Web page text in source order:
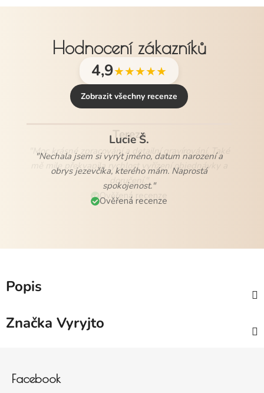
Hodnocení zákazníků
4,9★★★★★
Zobrazit všechny recenze
Lucie Š.
"Nechala jsem si vyrýt jméno, datum narození a
obrys jezevčíka, kterého mám. Naprostá
spokojenost."
Ověřená recenze
Popis
Značka Vyryjto
Facebook